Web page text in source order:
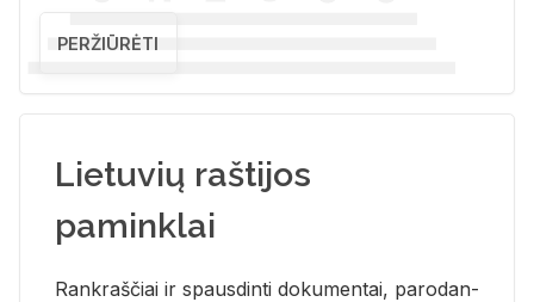
PERŽIŪRĖTI
Lietuvių raštijos
paminklai
Rank­raš­čiai ir spaus­din­ti do­ku­men­tai, pa­ro­dan­